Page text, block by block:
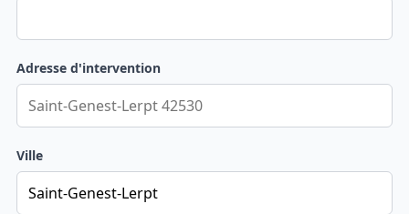
Adresse d'intervention
Ville